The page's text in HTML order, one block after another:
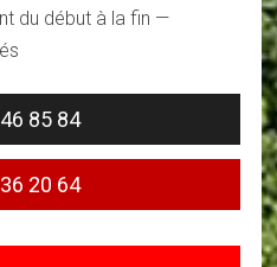
du début à la fin —
85 84
20 64